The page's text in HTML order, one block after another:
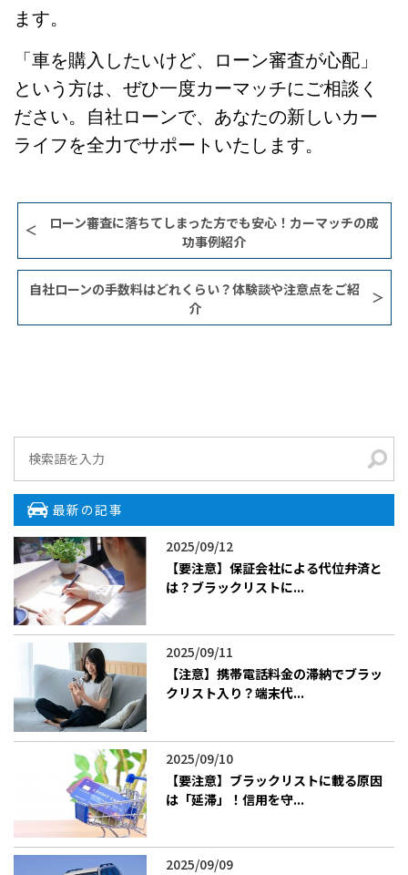
ます。
「車を購入したいけど、ローン審査が心配」
という方は、ぜひ一度カーマッチにご相談く
ださい。自社ローンで、あなたの新しいカー
ライフを全力でサポートいたします。
​ローン審査に落ちてしまった方でも安心！カーマッチの成
功事例紹介
自社ローンの手数料はどれくらい？体験談や注意点をご紹
介
最新の記事
2025/09/12
【要注意】保証会社による代位弁済と
は？ブラックリストに...
2025/09/11
【注意】携帯電話料金の滞納でブラッ
クリスト入り？端末代...
2025/09/10
【要注意】ブラックリストに載る原因
は「延滞」！信用を守...
2025/09/09